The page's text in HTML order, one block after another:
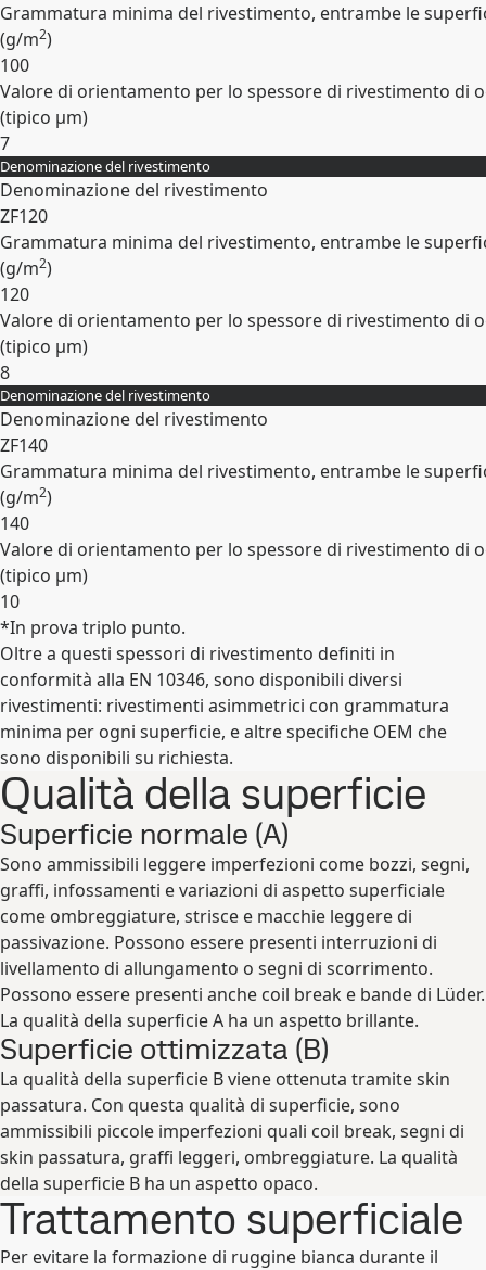
Grammatura minima del rivestimento, entrambe le
(g/m2)
100
Valore di orientamento per lo spessore di rivestimento di
(tipico µm)
7
Espandi
Denominazione del rivestimento
Denominazione del rivestimento
ZF120
Grammatura minima del rivestimento, entrambe le
(g/m2)
120
Valore di orientamento per lo spessore di rivestimento di
(tipico µm)
8
Espandi
Denominazione del rivestimento
Denominazione del rivestimento
ZF140
Grammatura minima del rivestimento, entrambe le
(g/m2)
140
Valore di orientamento per lo spessore di rivestimento di
(tipico µm)
10
Espandi
*In prova triplo punto.
Oltre a questi spessori di rivestimento definiti in
conformità alla EN 10346, sono disponibili diversi
rivestimenti: rivestimenti asimmetrici con grammatura
minima per ogni superficie, e altre specifiche OEM che
sono disponibili su richiesta.
Qualità della superficie
Superficie normale (A)
Sono ammissibili leggere imperfezioni come bozzi, segni,
graffi, infossamenti e variazioni di aspetto superficiale
come ombreggiature, strisce e macchie leggere di
passivazione. Possono essere presenti interruzioni di
livellamento di allungamento o segni di scorrimento.
Possono essere presenti anche coil break e bande di Lüder.
La qualità della superficie A ha un aspetto brillante.
Superficie ottimizzata (B)
La qualità della superficie B viene ottenuta tramite skin
passatura. Con questa qualità di superficie, sono
ammissibili piccole imperfezioni quali coil break, segni di
skin passatura, graffi leggeri, ombreggiature. La qualità
della superficie B ha un aspetto opaco.
Trattamento superficiale
Per evitare la formazione di ruggine bianca durante il